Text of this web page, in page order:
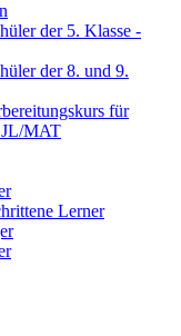
der 5. Klasse -
der 8. und 9.
für
MAT
Lerner